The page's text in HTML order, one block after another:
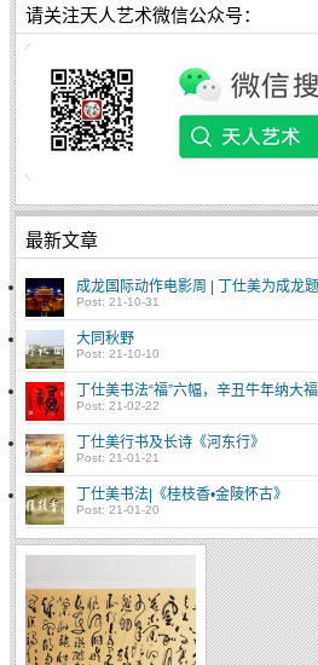
请关注天人艺术微信公众号：
最新文章
成龙国际动作电影周 | 丁仕美为成龙
Post: 21-10-31
大同秋野
Post: 21-10-10
丁仕美书法“福”六幅，辛丑牛年纳大福
Post: 21-02-22
丁仕美行书及长诗《河东行》
Post: 21-01-21
丁仕美书法|《桂枝香•金陵怀古》
Post: 21-01-20